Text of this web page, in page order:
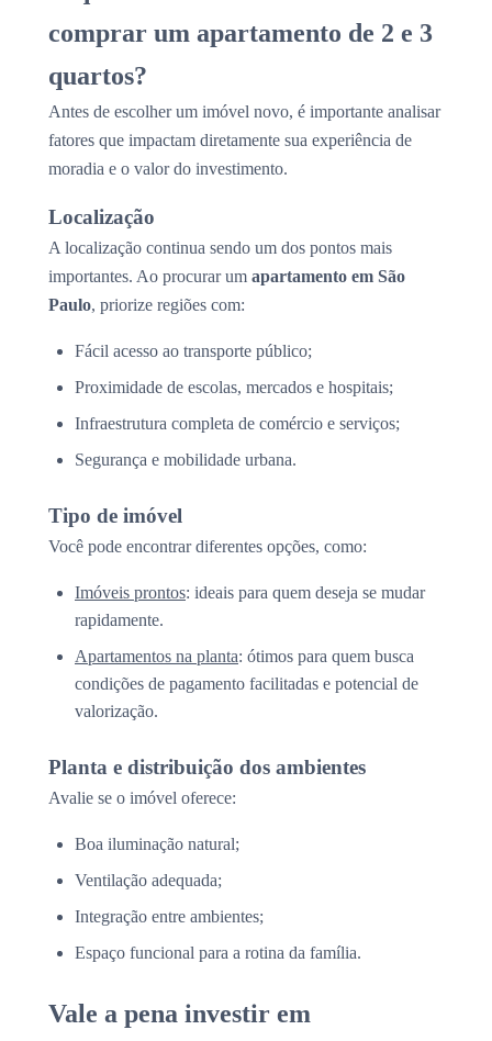
comprar um apartamento de 2 e 3
quartos?
Antes de escolher um imóvel novo, é importante analisar
fatores que impactam diretamente sua experiência de
moradia e o valor do investimento.
Localização
A localização continua sendo um dos pontos mais
importantes. Ao procurar um apartamento em São
Paulo, priorize regiões com:
Fácil acesso ao transporte público;
Proximidade de escolas, mercados e hospitais;
Infraestrutura completa de comércio e serviços;
Segurança e mobilidade urbana.
Tipo de imóvel
Você pode encontrar diferentes opções, como:
Imóveis prontos: ideais para quem deseja se mudar
rapidamente.
Apartamentos na planta: ótimos para quem busca
condições de pagamento facilitadas e potencial de
valorização.
Planta e distribuição dos ambientes
Avalie se o imóvel oferece:
Boa iluminação natural;
Ventilação adequada;
Integração entre ambientes;
Espaço funcional para a rotina da família.
Vale a pena investir em